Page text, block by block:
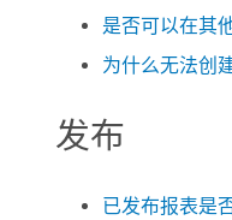
是否可以在其
为什么无法创
发布
已发布报表是